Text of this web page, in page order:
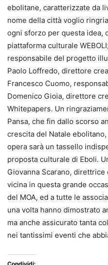
ebolitane, caratterizzate da
nome della città voglio
ogni sforzo per questa idea,
piattaforma culturale
responsabile del progetto
Paolo Loffredo, direttore
Francesco Cuomo,
Domenico Gioia, direttore
Whitepapers. Un
Pansa, che fin dallo scorso
crescita del Natale
opera sarà un tassello
proposta culturale di Eboli.
Giovanna Scarano,
vicina in questa grande
del MOA, ed a tutte le
una volta hanno dimostrato
ma anche assicurato tanta
nei tantissimi eventi che